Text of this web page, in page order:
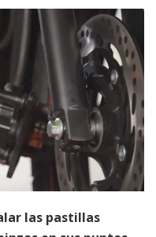
las pastillas